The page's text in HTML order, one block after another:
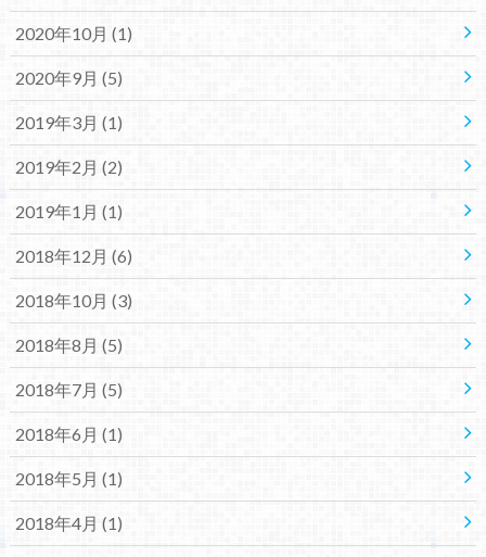
2020年10月 (1)
2020年9月 (5)
2019年3月 (1)
2019年2月 (2)
2019年1月 (1)
2018年12月 (6)
2018年10月 (3)
2018年8月 (5)
2018年7月 (5)
2018年6月 (1)
2018年5月 (1)
2018年4月 (1)